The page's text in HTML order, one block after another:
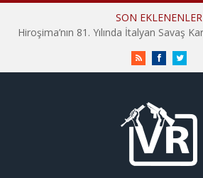
SON EKLENENLER
RSS FacebookTwitter